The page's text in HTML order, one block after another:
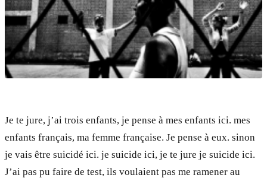
Je te jure, j’ai trois enfants, je pense à mes enfants ici. mes
enfants français, ma femme française. Je pense à eux. sinon
je vais être suicidé ici. je suicide ici, je te jure je suicide ici.
J’ai pas pu faire de test, ils voulaient pas me ramener au